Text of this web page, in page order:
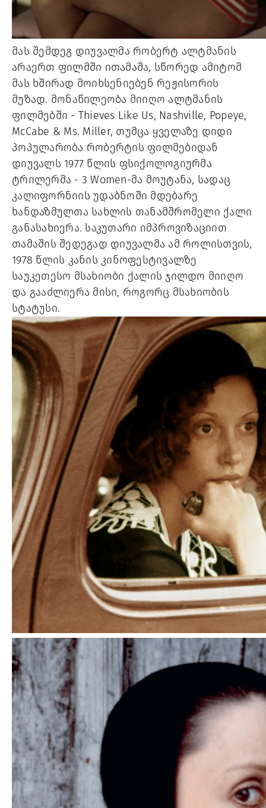
მას შემდეგ დიუვალმა რობერტ ალტმანის
არაერთ ფილმში ითამაშა, სწორედ ამიტომ
მას ხშირად მოიხსენიებენ რეჟისორის
მუზად. მონაწილეობა მიიღო ალტმანის
ფილმებში - Thieves Like Us, Nashville, Popeye,
McCabe & Ms. Miller, თუმცა ყველაზე დიდი
პოპულარობა რობერტის ფილმებიდან
დიუვალს 1977 წლის ფსიქოლოგიურმა
ტრილერმა - 3 Women-მა მოუტანა, სადაც
კალიფორნიის უდაბნოში მდებარე
ხანდაზმულთა სახლის თანამშრომელი ქალი
განასახიერა. საკუთარი იმპროვიზაციით
თამაშის შედეგად დიუვალმა ამ როლისთვის,
1978 წლის კანის კინოფესტივალზე
საუკეთესო მსახიობი ქალის ჯილდო მიიღო
და გააძლიერა მისი, როგორც მსახიობის
სტატუსი.